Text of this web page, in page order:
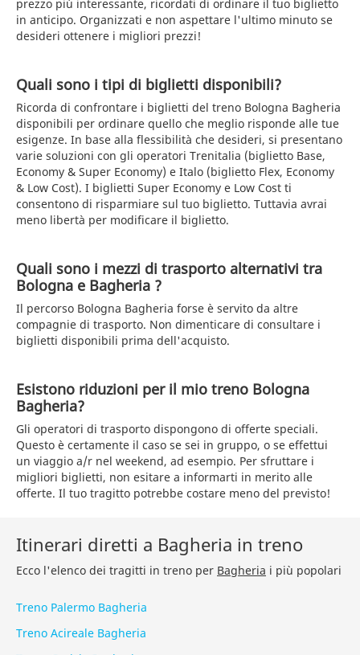
prezzo più interessante, ricordati di ordinare il tuo biglietto
in anticipo. Organizzati e non aspettare l'ultimo minuto se
desideri ottenere i migliori prezzi!
Quali sono i tipi di biglietti disponibili?
Ricorda di confrontare i biglietti del treno Bologna Bagheria
disponibili per ordinare quello che meglio risponde alle tue
esigenze. In base alla flessibilità che desideri, si presentano
varie soluzioni con gli operatori Trenitalia (biglietto Base,
Economy & Super Economy) e Italo (biglietto Flex, Economy
& Low Cost). I biglietti Super Economy e Low Cost ti
consentono di risparmiare sul tuo biglietto. Tuttavia avrai
meno libertà per modificare il biglietto.
Quali sono i mezzi di trasporto alternativi tra
Bologna e Bagheria ?
Il percorso Bologna Bagheria forse è servito da altre
compagnie di trasporto. Non dimenticare di consultare i
biglietti disponibili prima dell'acquisto.
Esistono riduzioni per il mio treno Bologna
Bagheria?
Gli operatori di trasporto dispongono di offerte speciali.
Questo è certamente il caso se sei in gruppo, o se effettui
un viaggio a/r nel weekend, ad esempio. Per sfruttare i
migliori biglietti, non esitare a informarti in merito alle
offerte. Il tuo tragitto potrebbe costare meno del previsto!
Itinerari diretti a Bagheria in treno
Ecco l'elenco dei tragitti in treno per Bagheria i più popolari
Treno Palermo Bagheria
Treno Acireale Bagheria